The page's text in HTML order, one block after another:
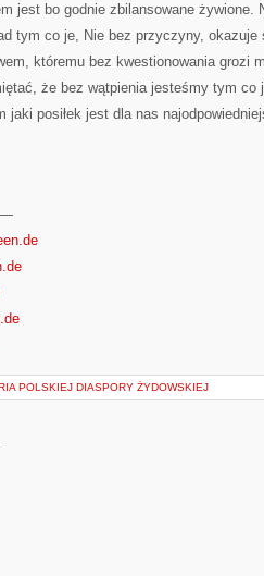
jest bo godnie zbilansowane żywione.
tym co je, Nie bez przyczyny,
któremu bez kwestionowania grozi
że bez wątpienia jesteśmy tym co
jaki posiłek jest dla nas
POLSKIEJ DIASPORY ŻYDOWSKIEJ